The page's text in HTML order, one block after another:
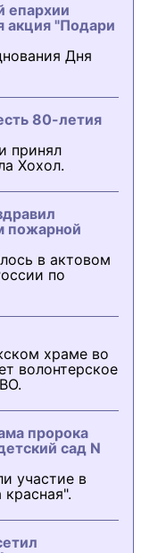
епархии
акция "Подари
Дня
80-летия
принял
Хохол.
пожарной
в актовом
по
храме во
волонтерское
пророка
сад N
участие в